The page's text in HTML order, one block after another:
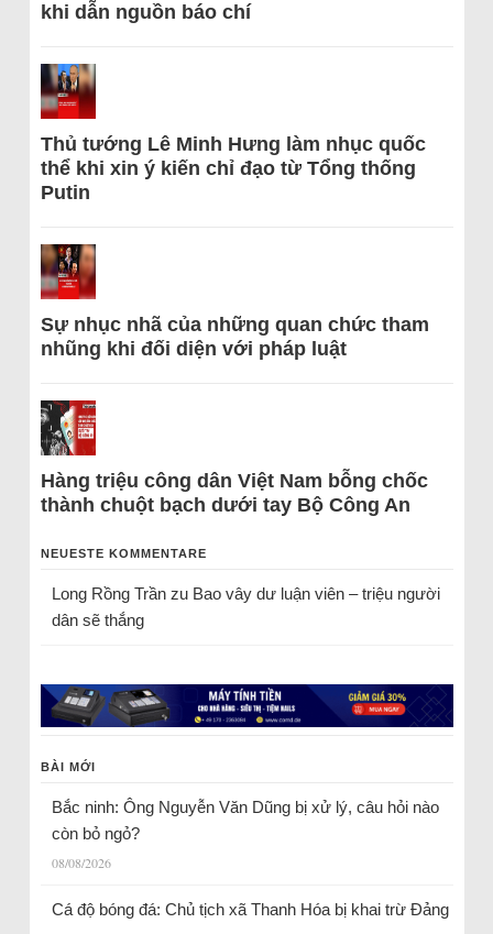
khi dẫn nguồn báo chí
Thủ tướng Lê Minh Hưng làm nhục quốc
thể khi xin ý kiến chỉ đạo từ Tổng thống
Putin
Sự nhục nhã của những quan chức tham
nhũng khi đối diện với pháp luật
Hàng triệu công dân Việt Nam bỗng chốc
thành chuột bạch dưới tay Bộ Công An
NEUESTE KOMMENTARE
Long Rồng Trầnzu Bao vây dư luận viên – triệu người
dân sẽ thắng
BÀI MỚI
Bắc ninh: Ông Nguyễn Văn Dũng bị xử lý, câu hỏi nào
còn bỏ ngỏ?
08/08/2026
Cá độ bóng đá: Chủ tịch xã Thanh Hóa bị khai trừ Đảng